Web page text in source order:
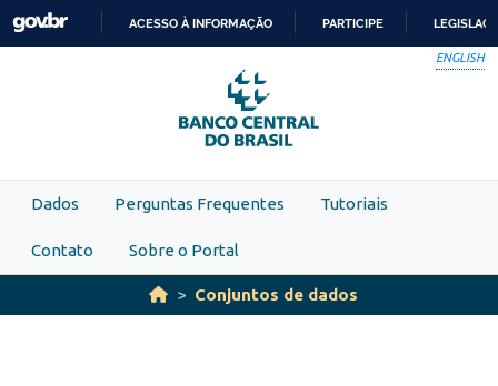
Skip to main content
PARA
O
CONTEÚDO
ACESSO À INFORMAÇÃO PARTICIPE
ENGLISH
Dados Perguntas Frequentes Tutoriais
Contato Sobre o Portal
Conjuntos de dados